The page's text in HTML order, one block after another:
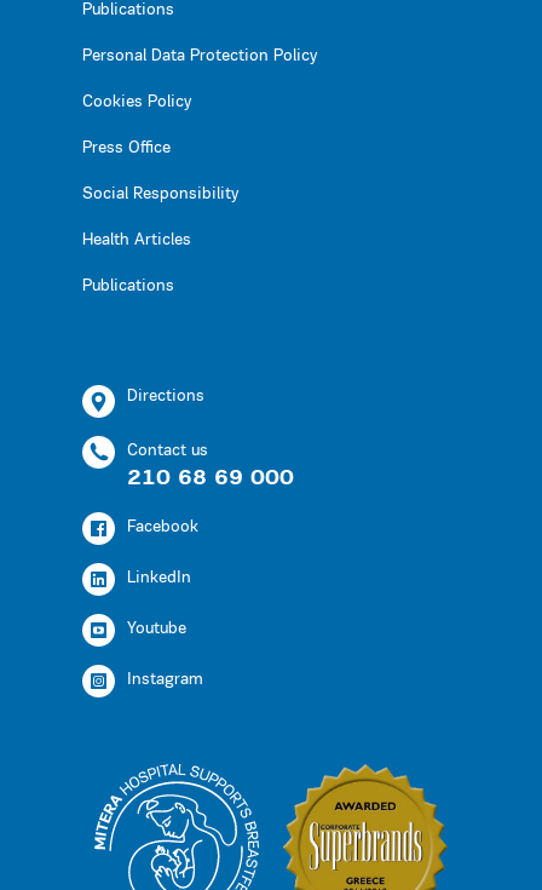
Publications
Personal Data Protection Policy
Cookies Policy
Press Office
Social Responsibility
Health Articles
Publications
Directions
Contact us
210 68 69 000
Facebook
LinkedIn
Youtube
Instagram